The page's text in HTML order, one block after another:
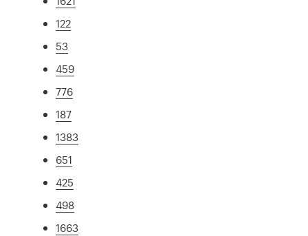
122
53
459
776
187
1383
651
425
498
1663